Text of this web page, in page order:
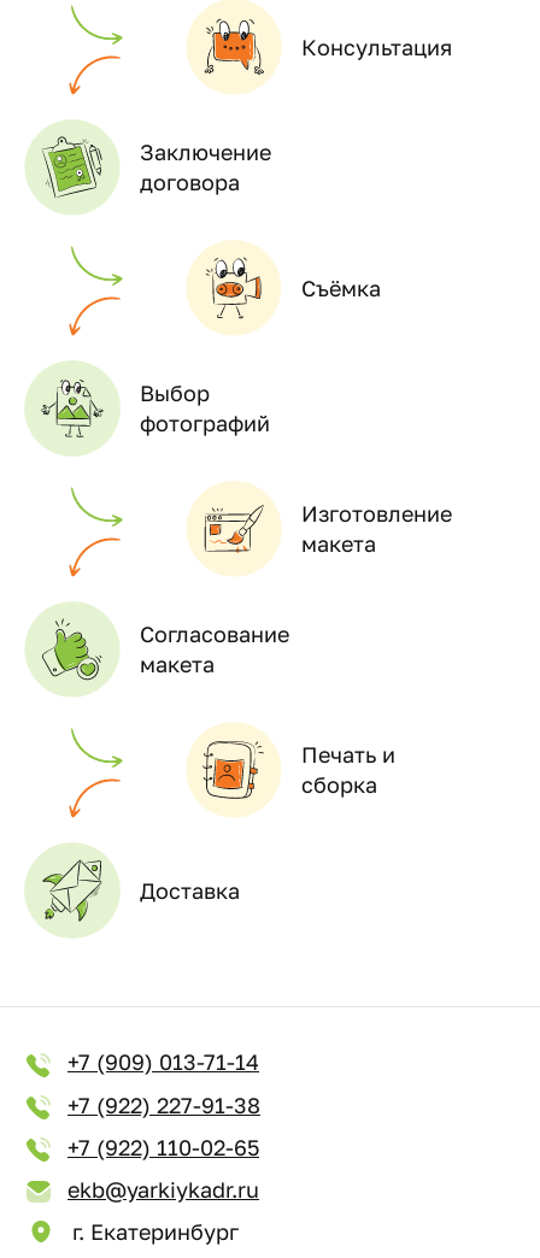
Консультация
Заключение
договора
Съёмка
Выбор
фотографий
Изготовление
макета
Согласование
макета
Печать и
сборка
Доставка
+7 (909) 013-71-14
+7 (922) 227-91-38
+7 (922) 110-02-65
ekb@yarkiykadr.ru
г. Екатеринбург